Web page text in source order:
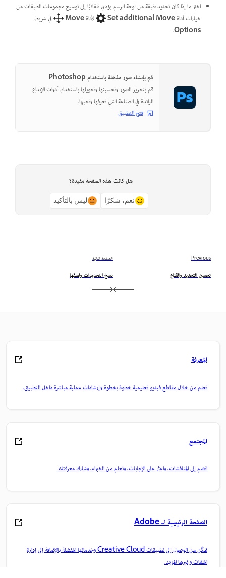
اختر ما إذا كان تحديد طبقة من لوحة الرسم يؤدي تلقائيًا إلى توسيع مجموعات الطبقات من
خيارات أداةSet additional Move لأداةMove
في شريط
Options
.
قم بإنشاء صور مذهلة باستخدام Photoshop
قم بتحرير الصور وتحسينها وتحويلها باستخدام أدوات الإبداع
الرائدة في الصناعة التي تعرفها وتحبها.
فتح التطبيق
هل كانت هذه الصفحة مفيدة؟
نعم، شكرًا ليس بالتأكيد
Previous
تحسين التحديد والقناع
الصفحة التالية
نسخ التحديدات ولصقها
المعرفة
تعلم من خلال مقاطع فيديو تعليمية خطوة بخطوة وإرشادات عملية مباشرة داخل التطبيق.
المجتمع
انضم إلى المناقشات، واعثر على الإجابات، وتعلم من الخبراء، وشارك معرفتك.
الصفحة الرئيسية لـ Adobe
تمكّن من الوصول إلى تطبيقات Creative Cloud وخدماتها المفضلة بالإضافة إلى إدارة
الملفات وغيرها المزيد.